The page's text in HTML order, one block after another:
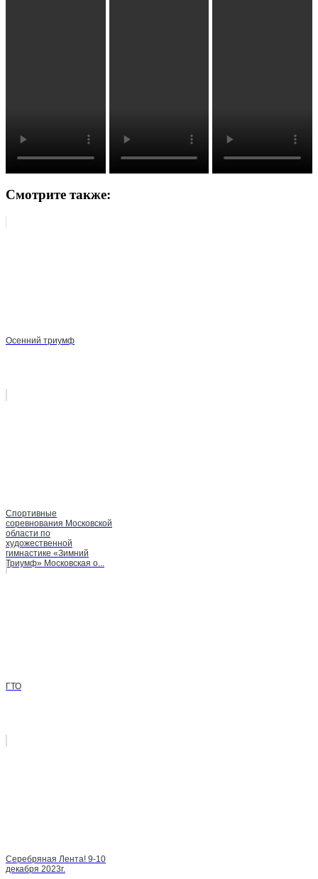
Смотрите также:
Осенний триумф
Спортивные
соревнования Московской
области по
художественной
гимнастике «Зимний
Триумф» Московская о...
ГТО
Серебряная Лента! 9-10
декабря 2023г.